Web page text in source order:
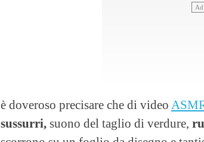
è doveroso precisare che di video
sussurri, suono del taglio di verdure,